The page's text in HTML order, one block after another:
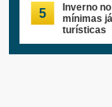
5
Inverno
mínimas
turísticas